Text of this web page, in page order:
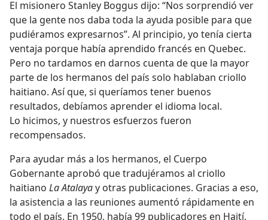
El misionero Stanley Boggus dijo: “Nos sorprendió ver
que la gente nos daba toda la ayuda posible para que
pudiéramos expresarnos”. Al principio, yo tenía cierta
ventaja porque había aprendido francés en Quebec.
Pero no tardamos en darnos cuenta de que la mayor
parte de los hermanos del país solo hablaban criollo
haitiano. Así que, si queríamos tener buenos
resultados, debíamos aprender el idioma local.
Lo hicimos, y nuestros esfuerzos fueron
recompensados.
Para ayudar más a los hermanos, el Cuerpo
Gobernante aprobó que tradujéramos al criollo
haitiano La Atalayay otras publicaciones. Gracias a eso,
la asistencia a las reuniones aumentó rápidamente en
todo el país. En 1950, había 99 publicadores en Haití.